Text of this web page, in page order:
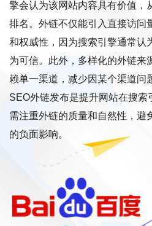
擎会认为该网站内容具有价值，
排名。外链不仅能引入直接访问
和权威性，因为搜索引擎通常认
为可信。此外，多样化的外链来
赖单一渠道，减少因某个渠道问
SEO外链发布是提升网站在搜索
需注重外链的质量和自然性，避
的负面影响。